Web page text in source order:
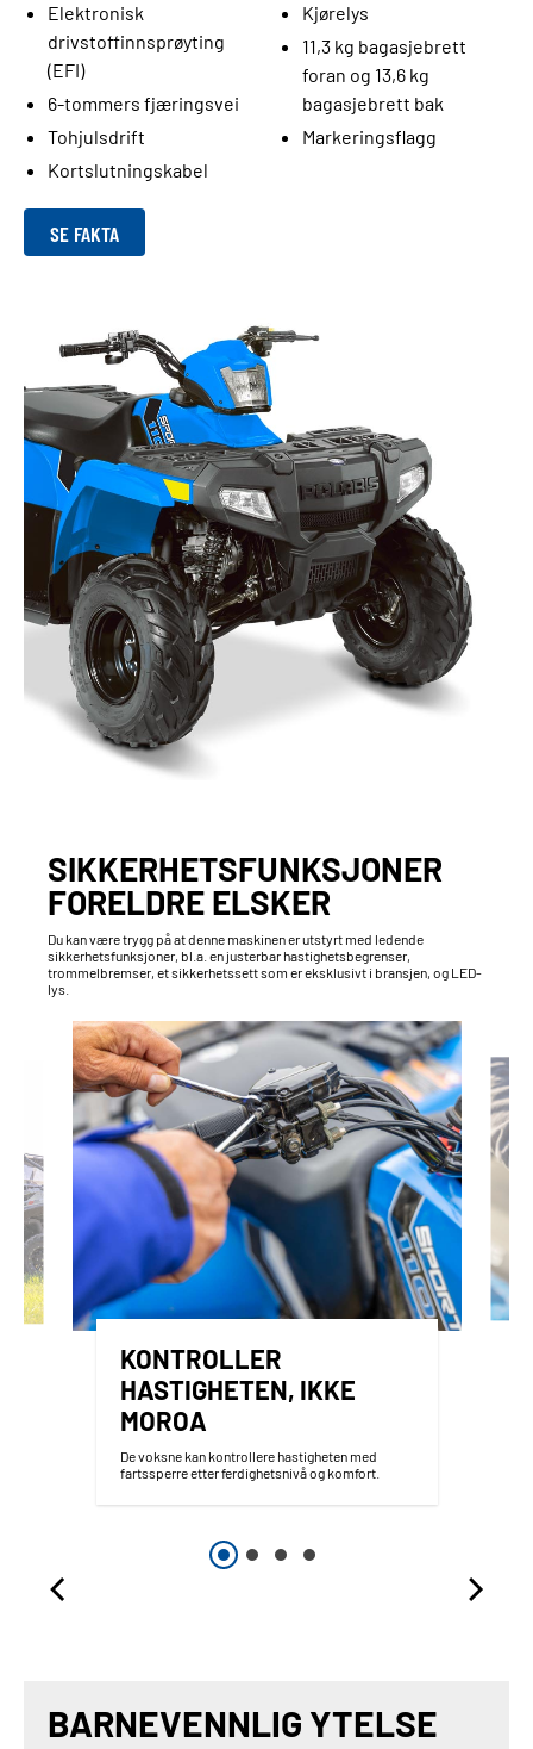
Elektronisk
drivstoffinnsprøyting
(EFI)
6-tommers fjæringsvei
Tohjulsdrift
Kortslutningskabel
Kjørelys
11,3 kg bagasjebrett
foran og 13,6 kg
bagasjebrett bak
Markeringsflagg
SE FAKTA
SIKKERHETSFUNKSJONER
FORELDRE ELSKER
Du kan være trygg på at denne maskinen er utstyrt med ledende
sikkerhetsfunksjoner, bl.a. en justerbar hastighetsbegrenser,
trommelbremser, et sikkerhetssett som er eksklusivt i bransjen, og LED-
lys.
KONTROLLER
HASTIGHETEN, IKKE
MOROA
De voksne kan kontrollere hastigheten med
fartssperre etter ferdighetsnivå og komfort.
BARNEVENNLIG YTELSE